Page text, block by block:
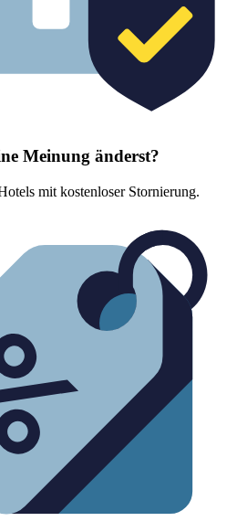
Meinung änderst?
mit kostenloser Stornierung.